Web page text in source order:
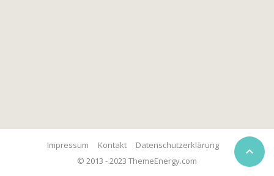

© 2013 - 2023 ThemeEnergy.com
Impressum Kontakt Datenschutzerklärung